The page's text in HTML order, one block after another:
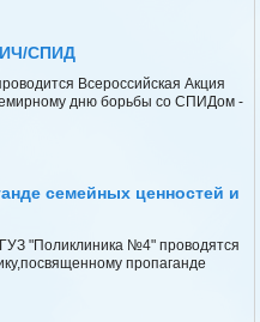
СПИД
Всероссийская Акция
дню борьбы со СПИДом -
семейных ценностей и
"Поликлиника №4" проводятся
пропаганде